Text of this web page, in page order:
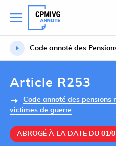
Code annoté des
Article R253
Code annoté des
victimes de guerre
ABROGÉ À LA DATE DU 01/